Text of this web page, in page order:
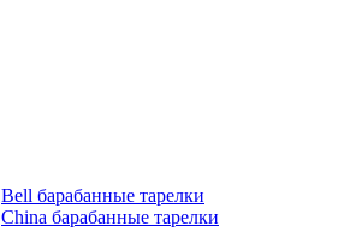
Bell барабанные тарелки
China барабанные тарелки